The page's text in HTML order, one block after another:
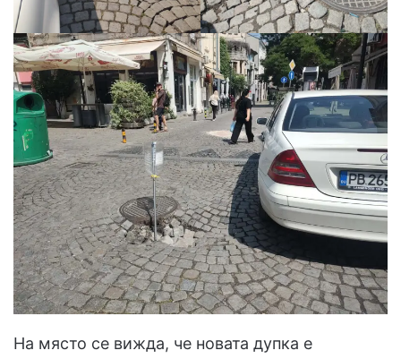
На място се вижда, че новата дупка е